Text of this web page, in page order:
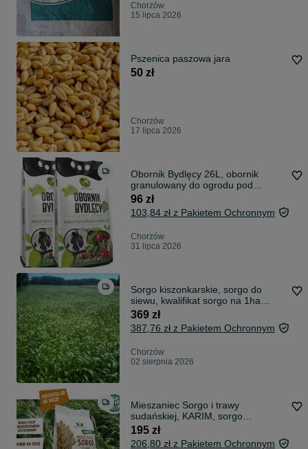
Chorzów
15 lipca 2026
Pszenica paszowa jara
50 zł
Chorzów
17 lipca 2026
Obornik Bydlęcy 26L, obornik
granulowany do ogrodu pod
warzywa 2 worki
96 zł
103,84 zł z Pakietem Ochronnym
Chorzów
31 lipca 2026
Sorgo kiszonkarskie, sorgo do
siewu, kwalifikat sorgo na 1ha
nutrihony
369 zł
387,76 zł z Pakietem Ochronnym
Chorzów
02 sierpnia 2026
Mieszaniec Sorgo i trawy
sudańskiej, KARIM, sorgo
kiszonkarskie
195 zł
206,80 zł z Pakietem Ochronnym